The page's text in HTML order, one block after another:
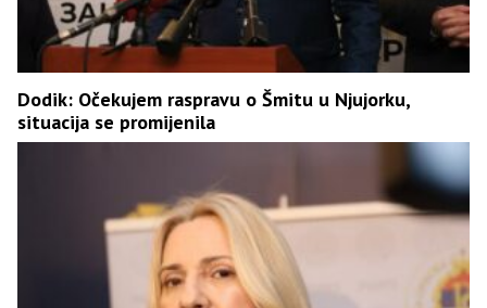
Dodik: Očekujem raspravu o Šmitu u Njujorku,
situacija se promijenila